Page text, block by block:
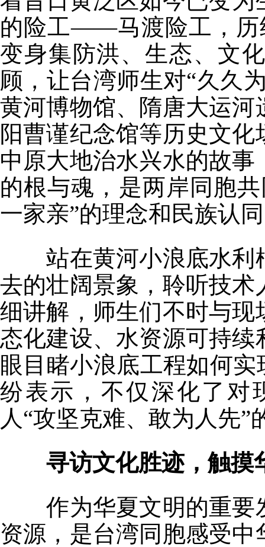
的险工——马渡险工，历
变身集防洪、生态、文
顾，让台湾师生对“久久
黄河博物馆、隋唐大运
阳曹谨纪念馆等历史文
中原大地治水兴水的故
的根与魂，是两岸同胞
一家亲”的理念和民族认
站在黄河小浪底水利
去的壮阔景象，聆听技
细讲解，师生们不时与
态化建设、水资源可持
眼目睹小浪底工程如何
纷表示，不仅深化了对
人“攻坚克难、敢为人先”
寻访文化胜迹，触摸
作为华夏文明的重要
资源，是台湾同胞感受